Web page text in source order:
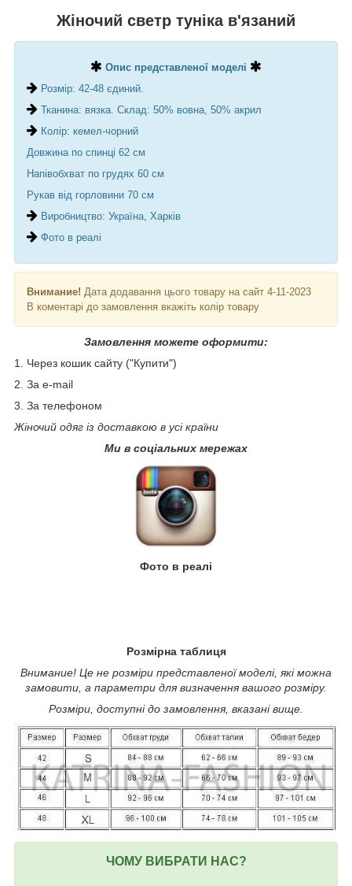
Жіночий светр туніка в'язаний
Опис представленої моделі
Розмір: 42-48 єдиний.
Тканина: вязка. Склад: 50% вовна, 50% акрил
Колір: кемел-чорний
Довжина по спинці 62 см
Напівобхват по грудях 60 см
Рукав від горловини 70 см
Виробництво: Україна, Харків
Фото в реалі
Внимание! Дата додавання цього товару на сайт 4-11-2023
В коментарі до замовлення вкажіть колір товару
Замовлення можете оформити:
1. Через кошик сайту ("Купити")
2. За e-mail
3. За телефоном
Жіночий одяг із доставкою в усі країни
Ми в соціальних мережах
Фото в реалі
Розмірна таблиця
Внимание! Це не розміри представленої моделі, які можна
замовити, а параметри для визначення вашого розміру.
Розміри, доступні до замовлення, вказані вище.
ЧОМУ ВИБРАТИ НАС?